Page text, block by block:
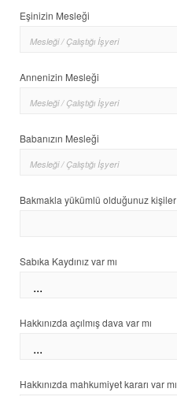
Eşinizin Mesleği
Annenizin Mesleği
Babanızın Mesleği
Bakmakla yükümlü olduğunuz kişiler
Sabıka Kaydınız var mı
Hakkınızda açılmış dava var mı
Hakkınızda mahkumiyet kararı var mı